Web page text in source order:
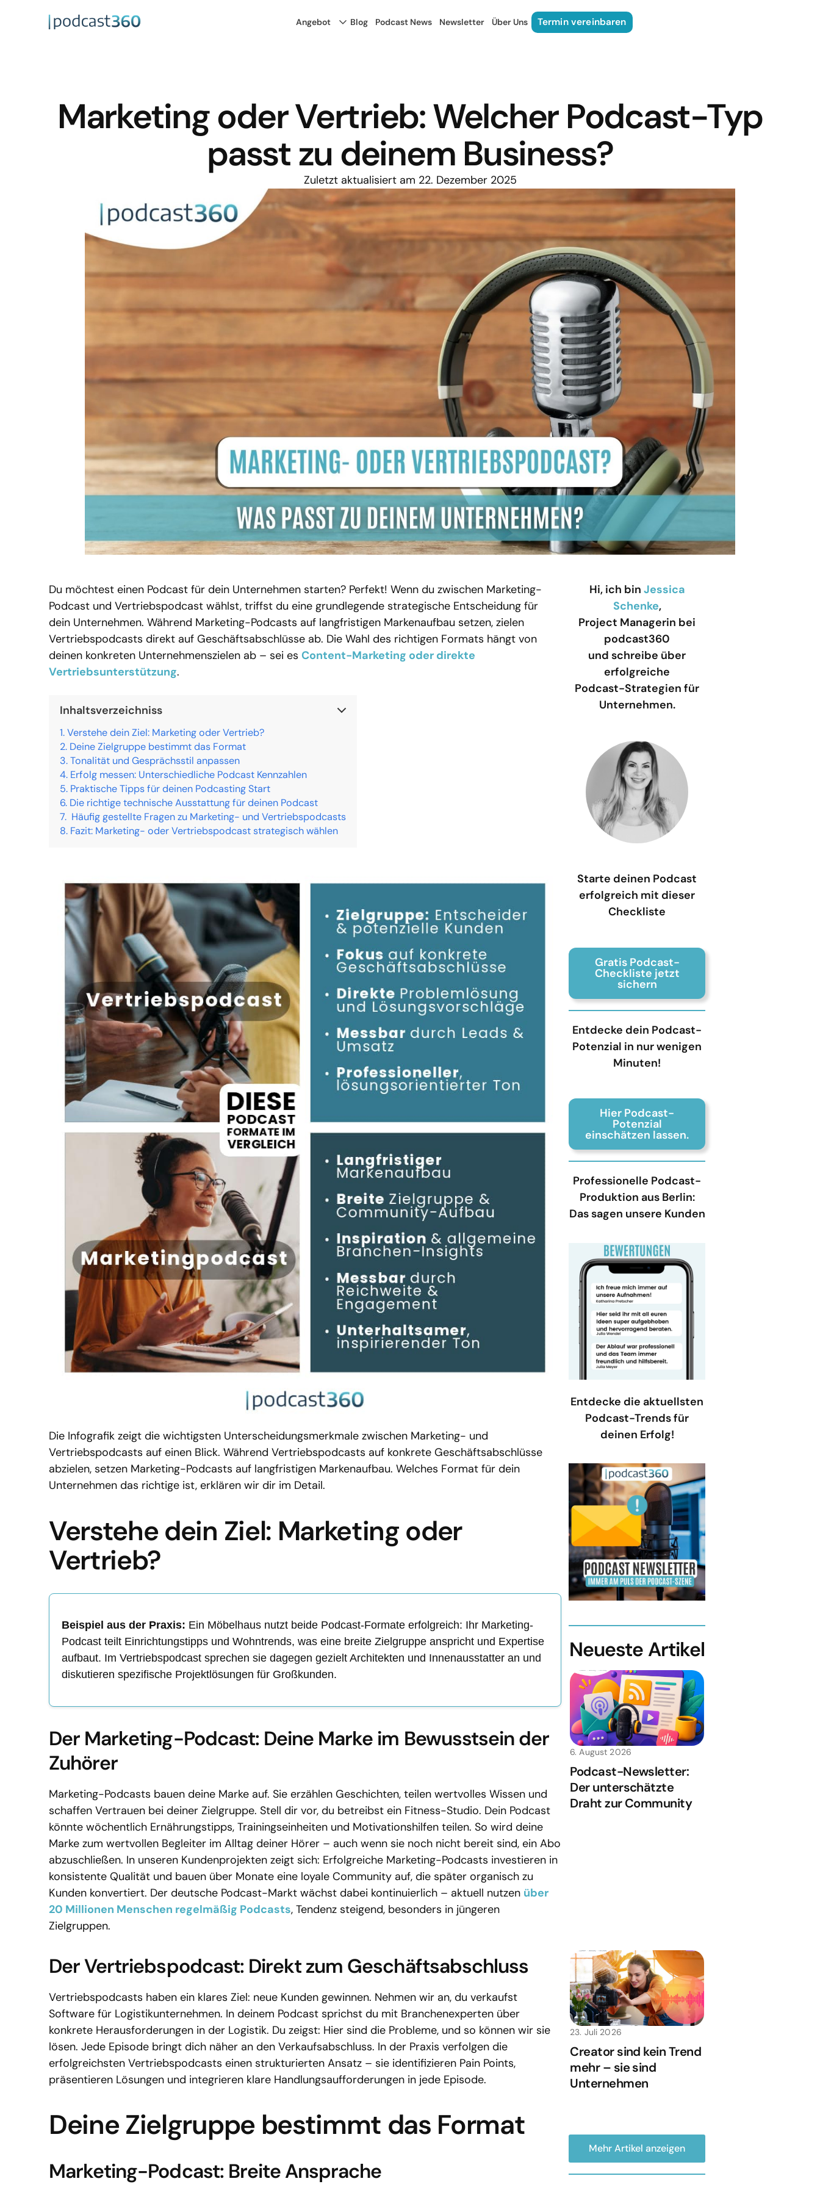
Angebot Blog Podcast News Newsletter Über Uns Termin vereinbaren
Marketing oder Vertrieb: Welcher Podcast-Typ
passt zu deinem Business?
Zuletzt aktualisiert am 22. Dezember 2025
Du möchtest einen Podcast für dein Unternehmen starten? Perfekt! Wenn du zwischen Marketing-
Podcast und Vertriebspodcast wählst, triffst du eine grundlegende strategische Entscheidung für
dein Unternehmen. Während Marketing-Podcasts auf langfristigen Markenaufbau setzen, zielen
Vertriebspodcasts direkt auf Geschäftsabschlüsse ab. Die Wahl des richtigen Formats hängt von
deinen konkreten Unternehmenszielen ab – sei es Content-Marketing oder direkte
Vertriebsunterstützung.
Inhaltsverzeichniss
Verstehe dein Ziel: Marketing oder Vertrieb?
Deine Zielgruppe bestimmt das Format
Tonalität und Gesprächsstil anpassen
Erfolg messen: Unterschiedliche Podcast Kennzahlen
Praktische Tipps für deinen Podcasting Start
Die richtige technische Ausstattung für deinen Podcast
Häufig gestellte Fragen zu Marketing- und Vertriebspodcasts
Fazit: Marketing- oder Vertriebspodcast strategisch wählen
Die Infografik zeigt die wichtigsten Unterscheidungsmerkmale zwischen Marketing- und
Vertriebspodcasts auf einen Blick. Während Vertriebspodcasts auf konkrete Geschäftsabschlüsse
abzielen, setzen Marketing-Podcasts auf langfristigen Markenaufbau. Welches Format für dein
Unternehmen das richtige ist, erklären wir dir im Detail.
Verstehe dein Ziel: Marketing oder
Vertrieb?
Beispiel aus der Praxis: Ein Möbelhaus nutzt beide Podcast-Formate erfolgreich: Ihr Marketing-
Podcast teilt Einrichtungstipps und Wohntrends, was eine breite Zielgruppe anspricht und Expertise
aufbaut. Im Vertriebspodcast sprechen sie dagegen gezielt Architekten und Innenausstatter an und
diskutieren spezifische Projektlösungen für Großkunden.
Der Marketing-Podcast: Deine Marke im Bewusstsein der
Zuhörer
Marketing-Podcasts bauen deine Marke auf. Sie erzählen Geschichten, teilen wertvolles Wissen und
schaffen Vertrauen bei deiner Zielgruppe. Stell dir vor, du betreibst ein Fitness-Studio. Dein Podcast
könnte wöchentlich Ernährungstipps, Trainingseinheiten und Motivationshilfen teilen. So wird deine
Marke zum wertvollen Begleiter im Alltag deiner Hörer – auch wenn sie noch nicht bereit sind, ein Abo
abzuschließen. In unseren Kundenprojekten zeigt sich: Erfolgreiche Marketing-Podcasts investieren in
konsistente Qualität und bauen über Monate eine loyale Community auf, die später organisch zu
Kunden konvertiert. Der deutsche Podcast-Markt wächst dabei kontinuierlich – aktuell nutzen über
20 Millionen Menschen regelmäßig Podcasts, Tendenz steigend, besonders in jüngeren
Zielgruppen.
Der Vertriebspodcast: Direkt zum Geschäftsabschluss
Vertriebspodcasts haben ein klares Ziel: neue Kunden gewinnen. Nehmen wir an, du verkaufst
Software für Logistikunternehmen. In deinem Podcast sprichst du mit Branchenexperten über
konkrete Herausforderungen in der Logistik. Du zeigst: Hier sind die Probleme, und so können wir sie
lösen. Jede Episode bringt dich näher an den Verkaufsabschluss. In der Praxis verfolgen die
erfolgreichsten Vertriebspodcasts einen strukturierten Ansatz – sie identifizieren Pain Points,
präsentieren Lösungen und integrieren klare Handlungsaufforderungen in jede Episode.
Deine Zielgruppe bestimmt das Format
Marketing-Podcast: Breite Ansprache
Hi, ich bin Jessica
Schenke,
Project Managerin bei
podcast360
und schreibe über
erfolgreiche
Podcast-Strategien für
Unternehmen.
Starte deinen Podcast
erfolgreich mit dieser
Checkliste
Gratis Podcast-
Checkliste jetzt
sichern
Entdecke dein Podcast-
Potenzial in nur wenigen
Minuten!
Hier Podcast-
Potenzial
einschätzen lassen.
Professionelle Podcast-
Produktion aus Berlin:
Das sagen unsere Kunden
Entdecke die aktuellsten
Podcast-Trends für
deinen Erfolg!
Neueste Artikel
Podcast-Newsletter:
Der unterschätzte
Draht zur Community
6. August 2026
Creator sind kein Trend
mehr – sie sind
Unternehmen
23. Juli 2026
Mehr Artikel anzeigen